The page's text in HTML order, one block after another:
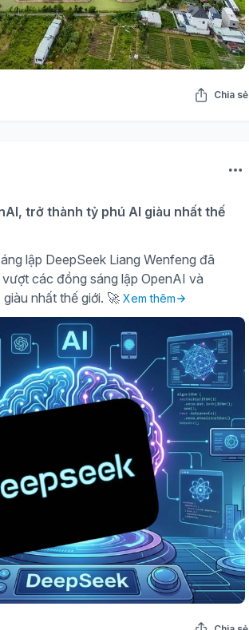
Chia sẻ
trở thành tỷ phú AI giàu nhất thế
lập DeepSeek Liang Wenfeng đã
các đồng sáng lập OpenAI và
nhất thế giới. 🚀 Xem thêm